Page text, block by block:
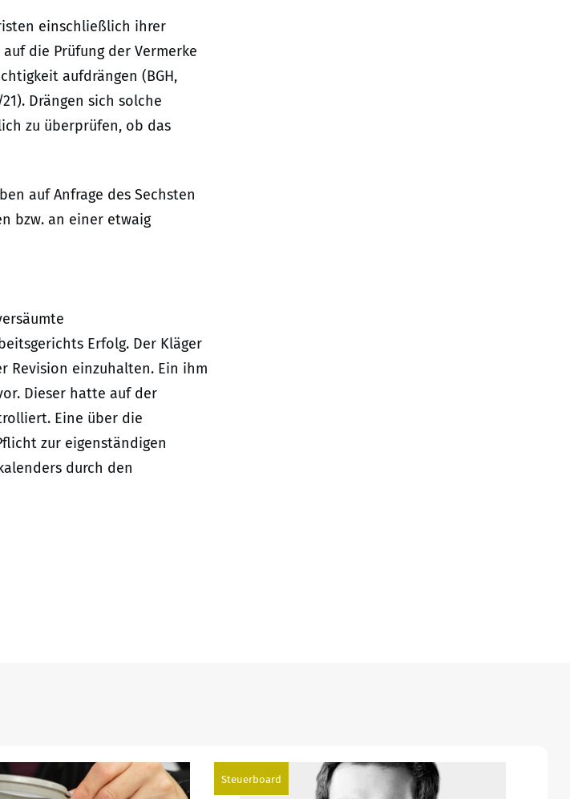
einschließlich ihrer
die Prüfung der Vermerke
aufdrängen (BGH,
21). Drängen sich solche
zu überprüfen, ob das
auf Anfrage des Sechsten
bzw. an einer etwaig
Erfolg. Der Kläger
Revision einzuhalten. Ein ihm
Dieser hatte auf der
Eine über die
zur eigenständigen
durch den
Steuerboard